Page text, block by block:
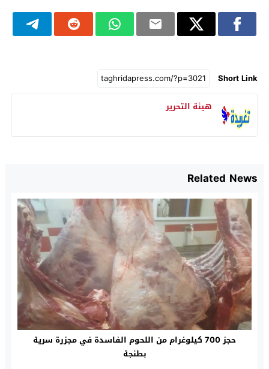
Short Link
هيئة التحرير
Related News
حجز 700 كيلوغرام من اللحوم الفاسدة في مجزرة سرية
بطنجة